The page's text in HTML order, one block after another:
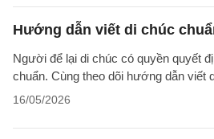
Hướng dẫn viết di chúc
Người để lại di chúc có quyền quyết
chuẩn. Cùng theo dõi hướng dẫn viết
16/05/2026